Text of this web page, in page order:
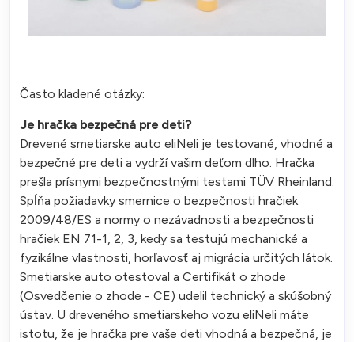
Často kladené otázky:
Je hračka bezpečná pre deti?
Drevené smetiarske auto eliNeli je testované, vhodné a
bezpečné pre deti a vydrží vašim deťom dlho. Hračka
prešla prísnymi bezpečnostnými testami TÜV Rheinland.
Spĺňa požiadavky smernice o bezpečnosti hračiek
2009/48/ES a normy o nezávadnosti a bezpečnosti
hračiek EN 71-1, 2, 3, kedy sa testujú mechanické a
fyzikálne vlastnosti, horľavosť aj migrácia určitých látok.
Smetiarske auto otestoval a Certifikát o zhode
(Osvedčenie o zhode - CE) udelil technický a skúšobný
ústav. U dreveného smetiarskeho vozu eliNeli máte
istotu, že je hračka pre vaše deti vhodná a bezpečná, je